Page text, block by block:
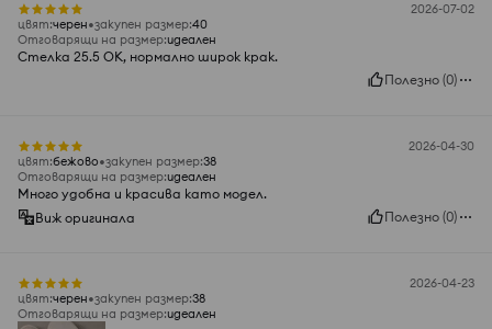
2026-07-02
цвят:черeн закупен размер:40
Отговарящи на размер:идеален
Стелка 25.5 ОК, нормално широк крак.
Полезно (0)
2026-04-30
цвят:бежово закупен размер:38
Отговарящи на размер:идеален
Много удобна и красива като модел.
Виж оригинала
Полезно (0)
2026-04-23
цвят:черeн закупен размер:38
Отговарящи на размер:идеален